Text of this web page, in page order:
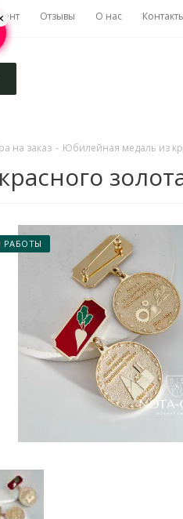
Отзывы О нас
на заказ - Юбилейная медаль из